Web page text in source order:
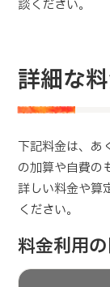
談ください。
詳細な
下記料金は、あ
の加算や自費の
詳しい料金や算
ください。
料金利用